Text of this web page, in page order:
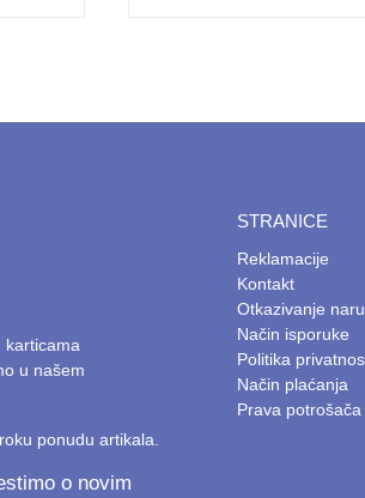
karticama
u našem
ponudu artikala.
STRANICE
Reklamacije
Kontakt
Otkazivanje
Način isporuke
Politika
Način plaćanja
Prava potrošača
o novim